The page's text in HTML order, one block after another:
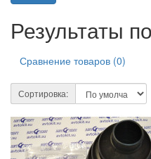
Результаты
Сравнение товаров (0)
Сортировка: